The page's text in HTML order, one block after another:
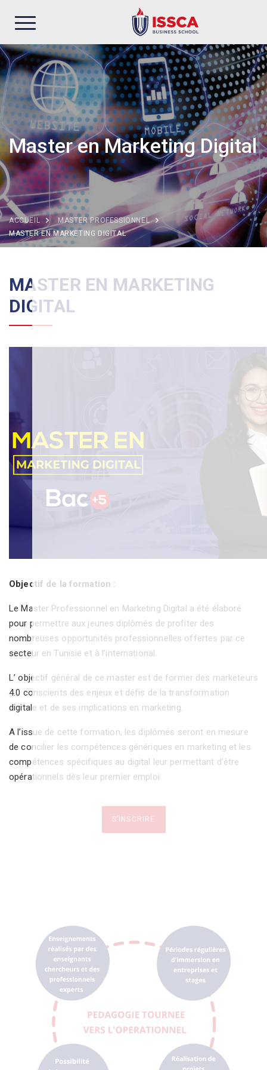
Aller
au
contenu
principal
Master en Marketing Digital
ACCUEIL
MASTER PROFESSIONNEL
MASTER EN MARKETING DIGITAL
MASTER EN MARKETING
DIGITAL
Objectif de la formation :
Le Master Professionnel en Marketing Digital a été élaboré
pour permettre aux jeunes diplômés de profiter des
nombreuses opportunités professionnelles offertes par ce
secteur en Tunisie et à l’international.
L’ objectif général de ce master est de former des marketeurs
4.0 conscients des enjeux et défis de la transformation
digitale et de ses implications en marketing.
A l’issue de cette formation, les diplômés seront en mesure
de concilier les compétences génériques en marketing et les
compétences spécifiques au digital leur permettant d’être
opérationnels dès leur premier emploi.
S’INSCRIRE